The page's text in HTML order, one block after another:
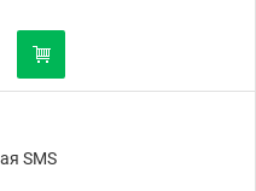
SMS